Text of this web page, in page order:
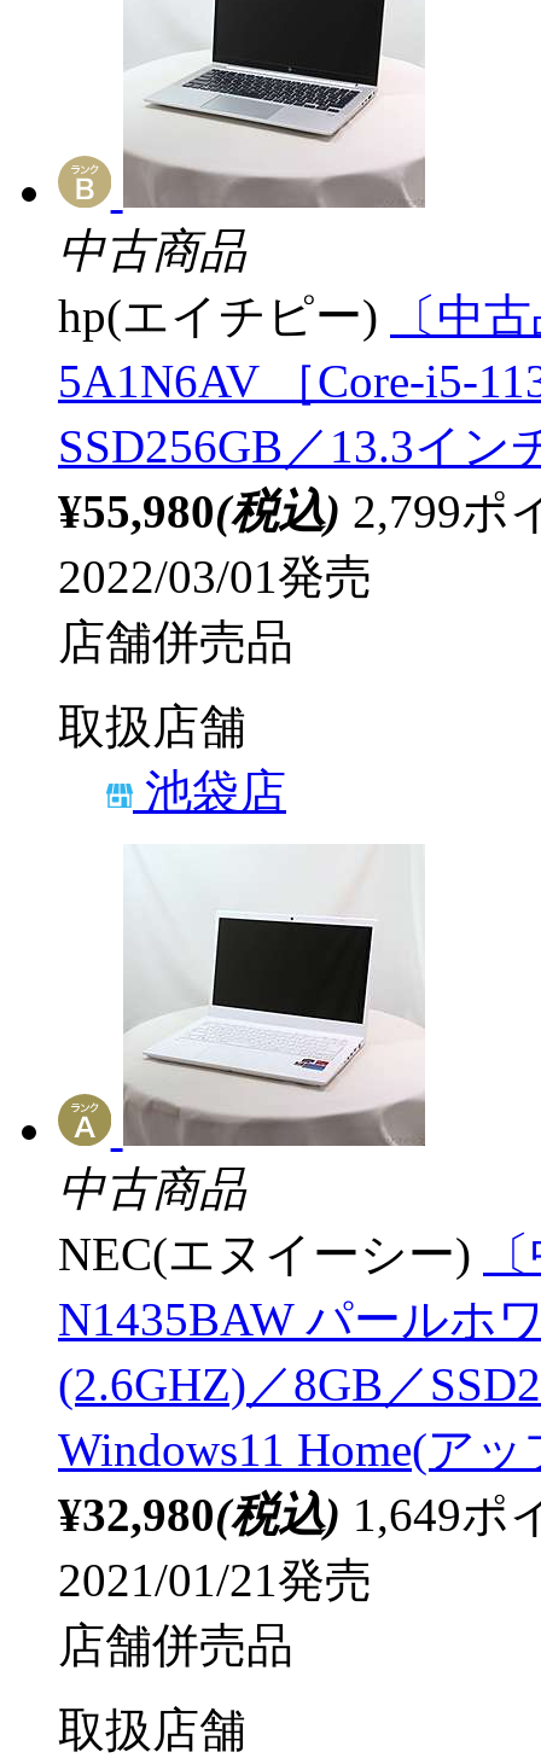
中古商品
hp(エイチピー)
〔中
5A1N6AV ［Core-i5-
SSD256GB／13.3イン
¥55,980(税込) 2,799ポ
2022/03/01発売
店舗併売品
取扱店舗
池袋店
中古商品
NEC(エヌイーシー)
N1435BAW パールホ
(2.6GHZ)／8GB／
Windows11 Home(ア
¥32,980(税込) 1,649ポ
2021/01/21発売
店舗併売品
取扱店舗